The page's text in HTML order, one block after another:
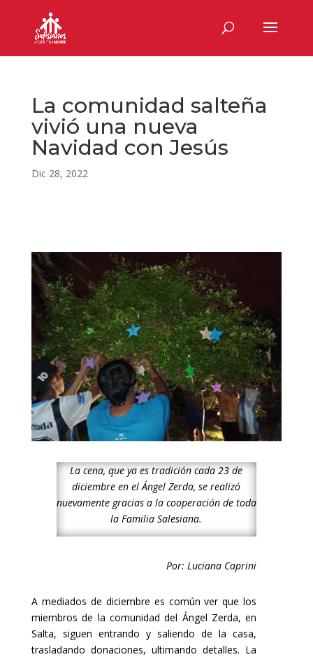
La comunidad salteña
vivió una nueva
Navidad con Jesús
Dic 28, 2022
La cena, que ya es tradición cada 23 de
diciembre en el Ángel Zerda, se realizó
nuevamente gracias a la cooperación de toda
la Familia Salesiana.
Por: Luciana Caprini
A mediados de diciembre es común ver que los
miembros de la comunidad del Ángel Zerda, en
Salta, siguen entrando y saliendo de la casa,
trasladando donaciones, ultimando detalles. La